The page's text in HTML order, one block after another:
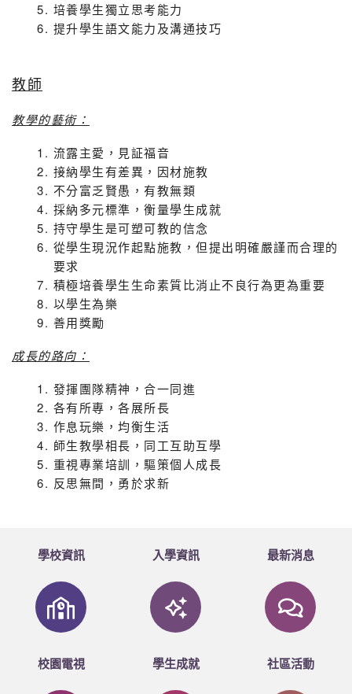
培養學生獨立思考能力
提升學生語文能力及溝通技巧
教師
教學的藝術：
流露主愛，見証福音
接納學生有差異，因材施教
不分富乏賢愚，有教無類
採納多元標準，衡量學生成就
持守學生是可塑可教的信念
從學生現況作起點施教，但提出明確嚴謹而合理的
要求
積極培養學生生命素質比消止不良行為更為重要
以學生為樂
善用獎勵
成長的路向：
發揮團隊精神，合一同進
各有所專，各展所長
作息玩樂，均衡生活
師生教學相長，同工互助互學
重視專業培訓，驅策個人成長
反思無間，勇於求新
學校資訊 入學資訊 最新消息
校園電視 學生成就 社區活動